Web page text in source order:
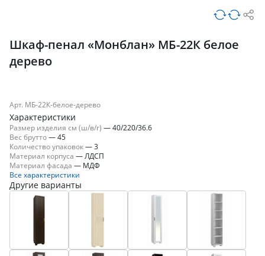
Шкаф-пенал «Монблан» МБ-22К белое
дерево
Арт. МБ-22К-белое-дерево
Характеристики
Размер изделия см (ш/в/г) —40/220/36.6
Вес брутто—45
Количество упаковок—3
Материал корпуса — ЛДСП
Материал фасада — МДФ
Все характеристики
Другие варианты